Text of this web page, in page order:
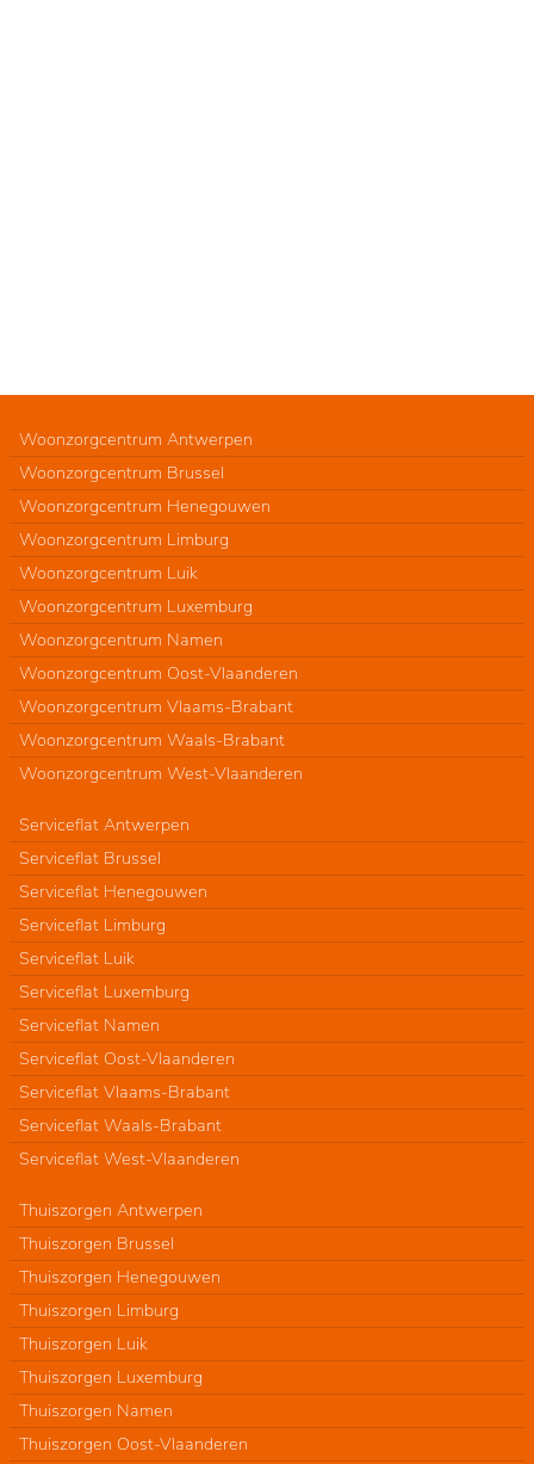
Woonzorgcentrum Antwerpen
Woonzorgcentrum Brussel
Woonzorgcentrum Henegouwen
Woonzorgcentrum Limburg
Woonzorgcentrum Luik
Woonzorgcentrum Luxemburg
Woonzorgcentrum Namen
Woonzorgcentrum Oost-Vlaanderen
Woonzorgcentrum Vlaams-Brabant
Woonzorgcentrum Waals-Brabant
Woonzorgcentrum West-Vlaanderen
Serviceflat Antwerpen
Serviceflat Brussel
Serviceflat Henegouwen
Serviceflat Limburg
Serviceflat Luik
Serviceflat Luxemburg
Serviceflat Namen
Serviceflat Oost-Vlaanderen
Serviceflat Vlaams-Brabant
Serviceflat Waals-Brabant
Serviceflat West-Vlaanderen
Thuiszorgen Antwerpen
Thuiszorgen Brussel
Thuiszorgen Henegouwen
Thuiszorgen Limburg
Thuiszorgen Luik
Thuiszorgen Luxemburg
Thuiszorgen Namen
Thuiszorgen Oost-Vlaanderen